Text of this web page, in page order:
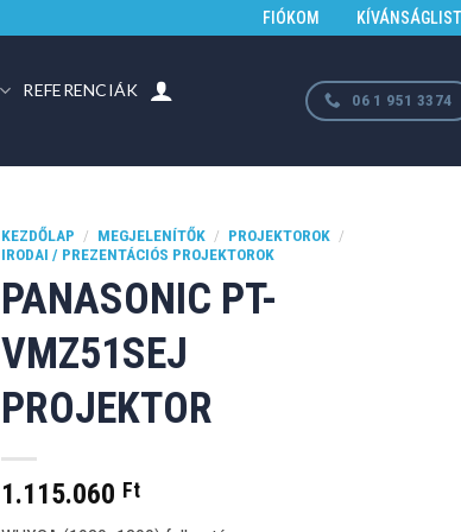
FIÓKOM
REFERENCIÁK 06 1 951 3374
KEZDŐLAP / MEGJELENÍTŐK / PROJEKTOROK /
IRODAI / PREZENTÁCIÓS PROJEKTOROK
PANASONIC PT-
VMZ51SEJ
PROJEKTOR
1.115.060 Ft